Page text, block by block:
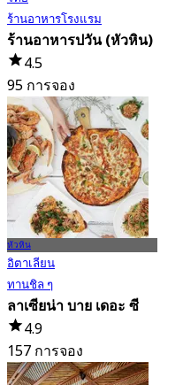
ร้านอาหารโรงแรม
ร้านอาหารปวัน (หัวหิน)
4.5
95 การจอง
จาก฿ 416
หัวหิน
อิตาเลียน
ทานชิล ๆ
ลาเซียน่า บาย เดอะ ซี
4.9
157 การจอง
จาก฿ 650